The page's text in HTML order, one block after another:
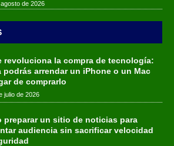
de 2026
revoluciona la compra de tecnología:
podrás arrendar un iPhone o un Mac
de comprarlo
julio de 2026
preparar un sitio de noticias para
audiencia sin sacrificar velocidad